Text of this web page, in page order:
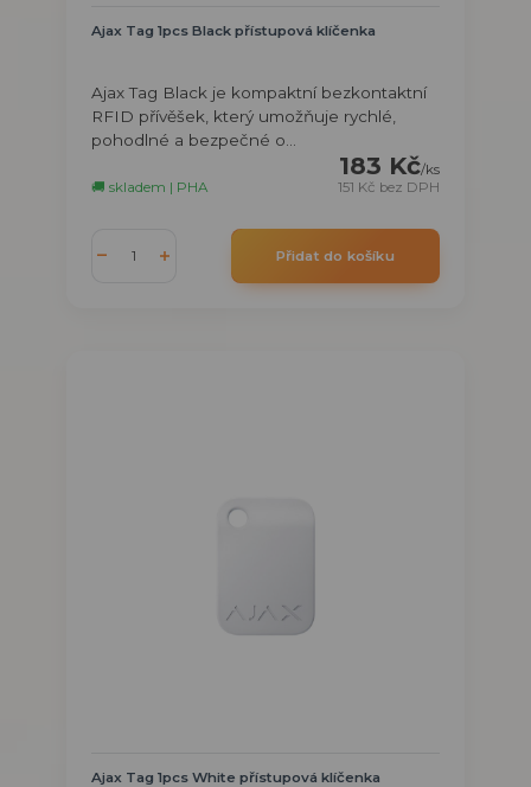
Ajax Tag 1pcs Black přístupová klíčenka
Ajax Tag Black je kompaktní bezkontaktní
RFID přívěšek, který umožňuje rychlé,
pohodlné a bezpečné o...
183 Kč/ks
151 Kč bez DPH
🚚 skladem | PHA
Přidat do košíku
Ajax Tag 1pcs White přístupová klíčenka